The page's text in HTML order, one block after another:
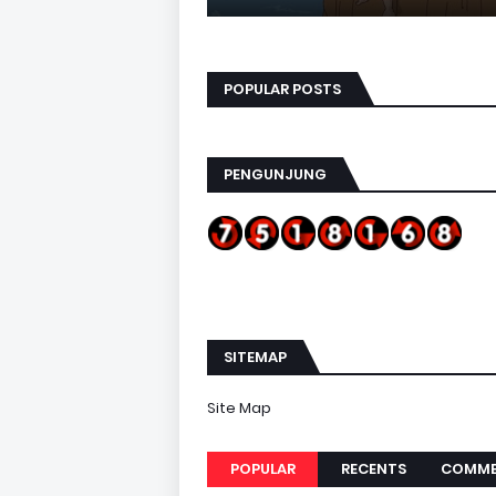
POPULAR POSTS
PENGUNJUNG
SITEMAP
Site Map
POPULAR RECENTS